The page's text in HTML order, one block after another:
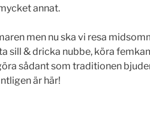
annat.
men nu ska vi resa
sill & dricka nubbe, köra
sådant som traditionen
är här!